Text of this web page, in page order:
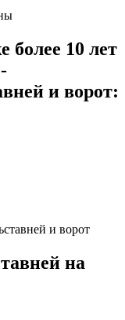
более 10 лет
и ворот:
и ворот
на